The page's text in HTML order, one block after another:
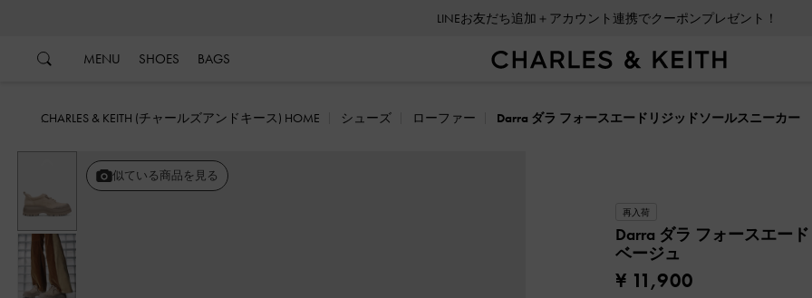
LINEお友だち追加＋アカウント連携でクーポンプレゼント！
MENU SHOES BAGS
CHARLES & KEITH (チャールズアンドキース) HOME シューズ ローファー Darra ダラ フォースエードリジッドソールスニーカー
似ている商品を見る
再入荷
Darra ダラ フォースエー
ベージュ
¥ 11,900